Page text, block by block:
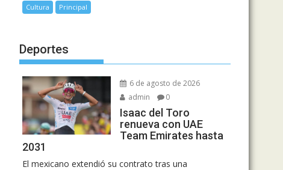
Cultura Principal
Deportes
6 de agosto de 2026
admin
0
Isaac del Toro
renueva con UAE
Team Emirates hasta
2031
El mexicano extendió su contrato tras una